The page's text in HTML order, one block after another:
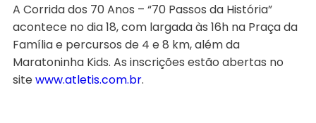
A Corrida dos 70 Anos – “70 Passos da História”
acontece no dia 18, com largada às 16h na Praça da
Família e percursos de 4 e 8 km, além da
Maratoninha Kids. As inscrições estão abertas no
sitewww.atletis.com.br.